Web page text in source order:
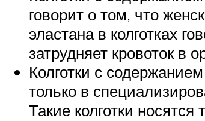
говорит о том, что
эластана в колготках
затрудняет кровоток в
Колготки с
только в
Такие колготки